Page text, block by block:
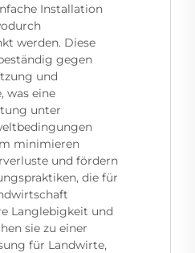
Installation
werden. Diese
gegen
und
was eine
unter
minimieren
und fördern
die für
Langlebigkeit und
sie zu einer
für Landwirte,